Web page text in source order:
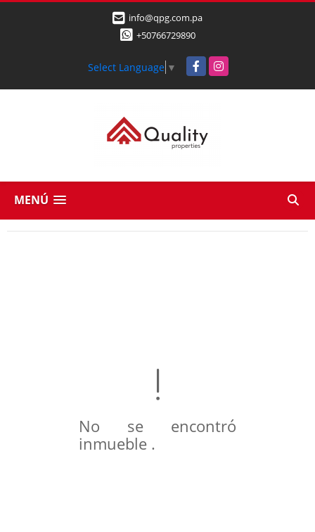
info@qpg.com.pa
+50766729890
Select Language ▼ FacebookInstagram
MENÚ
No se encontró
inmueble .